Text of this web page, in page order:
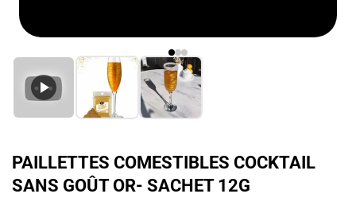
PAILLETTES COMESTIBLES COCKTAIL
SANS GOÛT OR- SACHET 12G